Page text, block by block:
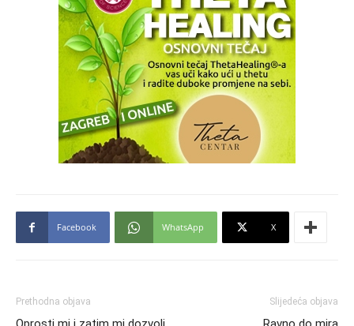
Facebook WhatsApp X
Prethodna objava Slijedeća objava